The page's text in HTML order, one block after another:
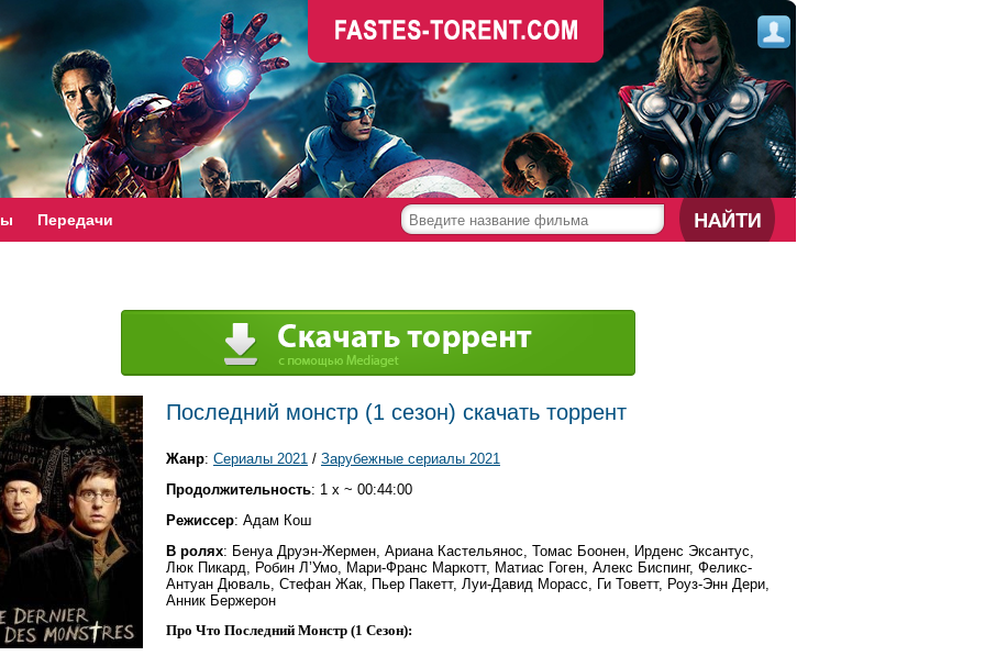
Передачи
Последний монстр (1 сезон) скачать торрент
Жанр: Сериалы 2021 / Зарубежные сериалы 2021
Продолжительность: 1 x ~ 00:44:00
Режиссер: Адам Кош
В ролях: Бенуа Друэн-Жермен, Ариана Кастельянос, Томас Боонен, Ирденс Эксантус,
Люк Пикард, Робин Л’Умо, Мари-Франс Маркотт, Матиас Гоген, Алекс Биспинг, Феликс-
Антуан Дюваль, Стефан Жак, Пьер Пакетт, Луи-Давид Морасс, Ги Товетт, Роуз-Энн Дери,
Анник Бержерон
Про Что Последний Монстр (1 Сезон):